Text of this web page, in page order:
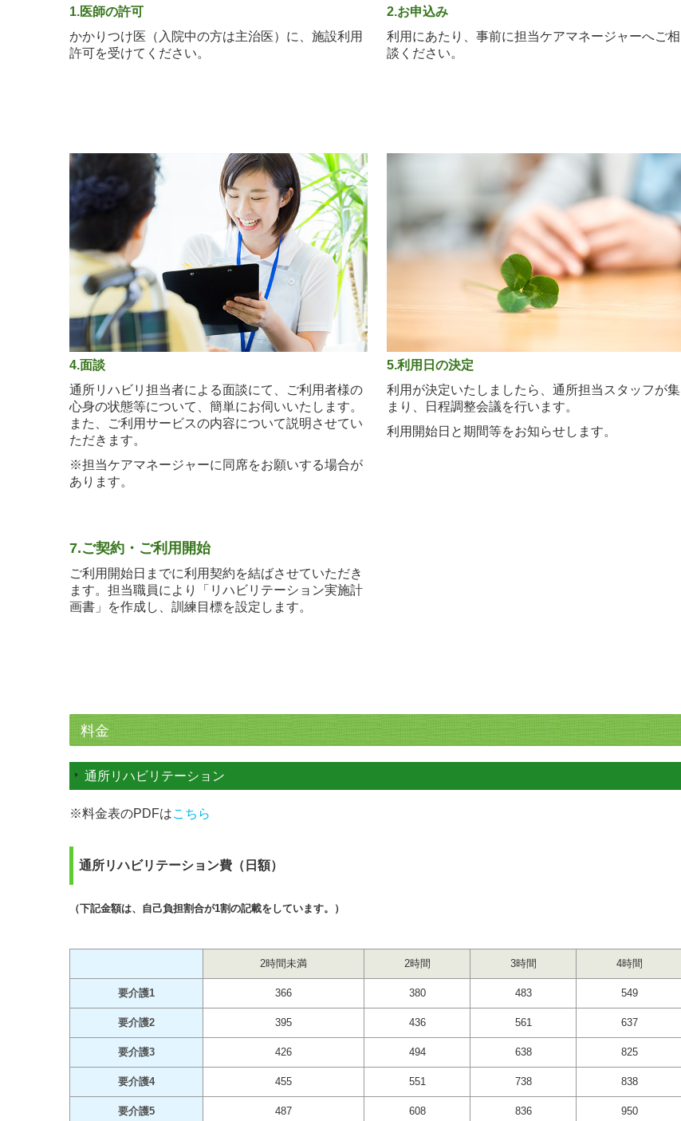
1.医師の許可
かかりつけ医（入院中の方は主治医）に、施設利用
許可を受けてください。
2.お申込み
利用にあたり、事前に担当ケアマネージャーへご相
談ください。
4.面談
通所リハビリ担当者による面談にて、ご利用者様の
心身の状態等について、簡単にお伺いいたします。
また、ご利用サービスの内容について説明させてい
ただきます。
※担当ケアマネージャーに同席をお願いする場合が
あります。
5.利用日の決定
利用が決定いたしましたら、通所担当スタッフが集
まり、日程調整会議を行います。
利用開始日と期間等をお知らせします。
7.ご契約・ご利用開始
ご利用開始日までに利用契約を結ばさせていただき
ます。担当職員により「リハビリテーション実施計
画書」を作成し、訓練目標を設定します。
料金
通所リハビリテーション
※料金表のPDFはこちら
通所リハビリテーション費（日額）
（下記金額は、自己負担割合が1割の記載をしています。）
2時間未満 2時間 3時間 4時間
要介護1 366 380 483 549
要介護2 395 436 561 637
要介護3 426 494 638 825
要介護4 455 551 738 838
要介護5 487 608 836 950